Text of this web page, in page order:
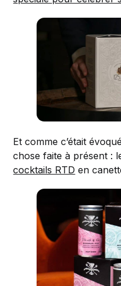
Et comme c’était
chose faite à présent :
cocktails RTD en